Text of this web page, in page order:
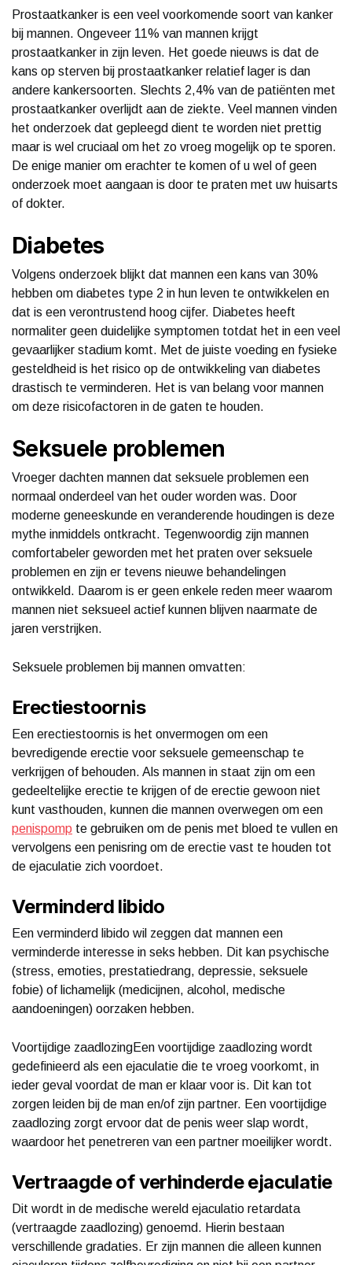
Prostaatkanker is een veel voorkomende soort van kanker
bij mannen. Ongeveer 11% van mannen krijgt
prostaatkanker in zijn leven. Het goede nieuws is dat de
kans op sterven bij prostaatkanker relatief lager is dan
andere kankersoorten. Slechts 2,4% van de patiënten met
prostaatkanker overlijdt aan de ziekte. Veel mannen vinden
het onderzoek dat gepleegd dient te worden niet prettig
maar is wel cruciaal om het zo vroeg mogelijk op te sporen.
De enige manier om erachter te komen of u wel of geen
onderzoek moet aangaan is door te praten met uw huisarts
of dokter.
Diabetes
Volgens onderzoek blijkt dat mannen een kans van 30%
hebben om diabetes type 2 in hun leven te ontwikkelen en
dat is een verontrustend hoog cijfer. Diabetes heeft
normaliter geen duidelijke symptomen totdat het in een veel
gevaarlijker stadium komt. Met de juiste voeding en fysieke
gesteldheid is het risico op de ontwikkeling van diabetes
drastisch te verminderen. Het is van belang voor mannen
om deze risicofactoren in de gaten te houden.
Seksuele problemen
Vroeger dachten mannen dat seksuele problemen een
normaal onderdeel van het ouder worden was. Door
moderne geneeskunde en veranderende houdingen is deze
mythe inmiddels ontkracht. Tegenwoordig zijn mannen
comfortabeler geworden met het praten over seksuele
problemen en zijn er tevens nieuwe behandelingen
ontwikkeld. Daarom is er geen enkele reden meer waarom
mannen niet seksueel actief kunnen blijven naarmate de
jaren verstrijken.
Seksuele problemen bij mannen omvatten:
Erectiestoornis
Een erectiestoornis is het onvermogen om een
bevredigende erectie voor seksuele gemeenschap te
verkrijgen of behouden. Als mannen in staat zijn om een
gedeeltelijke erectie te krijgen of de erectie gewoon niet
kunt vasthouden, kunnen die mannen overwegen om een
penispomp te gebruiken om de penis met bloed te vullen en
vervolgens een penisring om de erectie vast te houden tot
de ejaculatie zich voordoet.
Verminderd libido
Een verminderd libido wil zeggen dat mannen een
verminderde interesse in seks hebben. Dit kan psychische
(stress, emoties, prestatiedrang, depressie, seksuele
fobie) of lichamelijk (medicijnen, alcohol, medische
aandoeningen) oorzaken hebben.
Voortijdige zaadlozingEen voortijdige zaadlozing wordt
gedefinieerd als een ejaculatie die te vroeg voorkomt, in
ieder geval voordat de man er klaar voor is. Dit kan tot
zorgen leiden bij de man en/of zijn partner. Een voortijdige
zaadlozing zorgt ervoor dat de penis weer slap wordt,
waardoor het penetreren van een partner moeilijker wordt.
Vertraagde of verhinderde ejaculatie
Dit wordt in de medische wereld ejaculatio retardata
(vertraagde zaadlozing) genoemd. Hierin bestaan
verschillende gradaties. Er zijn mannen die alleen kunnen